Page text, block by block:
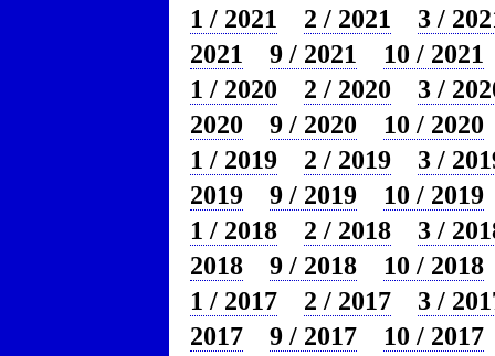
1 / 2021
2 / 2021
3 /
2021
9 / 2021
10 / 2021
1 / 2020
2 / 2020
3 /
2020
9 / 2020
10 / 2020
1 / 2019
2 / 2019
3 /
2019
9 / 2019
10 / 2019
1 / 2018
2 / 2018
3 /
2018
9 / 2018
10 / 2018
1 / 2017
2 / 2017
3 /
2017
9 / 2017
10 / 2017